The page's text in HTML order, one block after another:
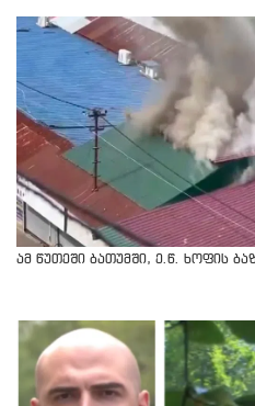
ამ წუთეში ბათუმში, ე.წ. ხოფის